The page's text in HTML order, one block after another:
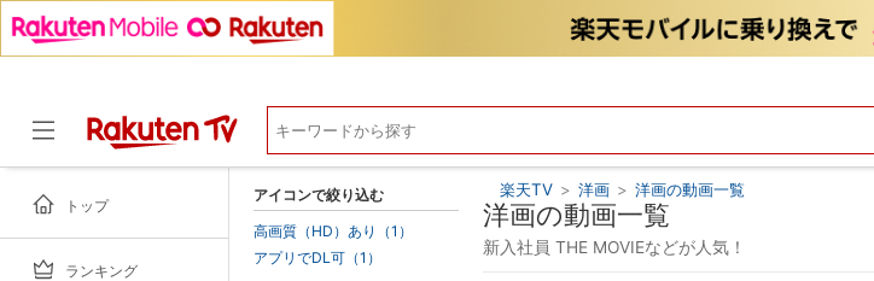
トップ
ランキング
楽天TV > 洋画 > 洋画の動画一覧
洋画の動画一覧
新入社員 THE MOVIEなどが人気！
アイコンで絞り込む
高画質（HD）あり（1）
アプリでDL可（1）